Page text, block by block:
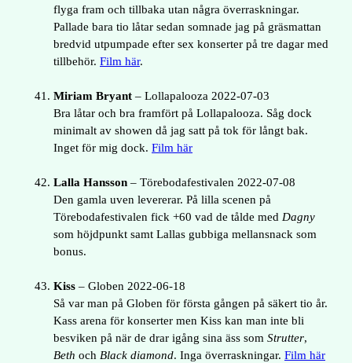
flyga fram och tillbaka utan några överraskningar.
Pallade bara tio låtar sedan somnade jag på gräsmattan
bredvid utpumpade efter sex konserter på tre dagar med
tillbehör. Film här.
Miriam Bryant – Lollapalooza 2022-07-03
Bra låtar och bra framfört på Lollapalooza. Såg dock
minimalt av showen då jag satt på tok för långt bak.
Inget för mig dock. Film här
Lalla Hansson – Törebodafestivalen 2022-07-08
Den gamla uven levererar. På lilla scenen på
Törebodafestivalen fick +60 vad de tålde med Dagny
som höjdpunkt samt Lallas gubbiga mellansnack som
bonus.
Kiss – Globen 2022-06-18
Så var man på Globen för första gången på säkert tio år.
Kass arena för konserter men Kiss kan man inte bli
besviken på när de drar igång sina äss som Strutter,
Beth och Black diamond. Inga överraskningar. Film här